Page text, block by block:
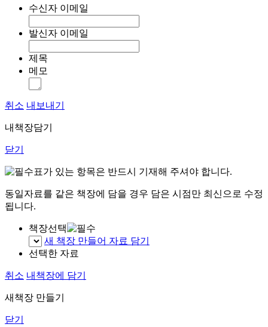
수신자 이메일
발신자 이메일
제목
메모
취소 내보내기
내책장담기
닫기
표가 있는 항목은 반드시 기재해 주셔야 합니다.
동일자료를 같은 책장에 담을 경우 담은 시점만 최신으로 수정
됩니다.
책장선택
새 책장 만들어 자료 담기
선택한 자료
취소 내책장에 담기
새책장 만들기
닫기